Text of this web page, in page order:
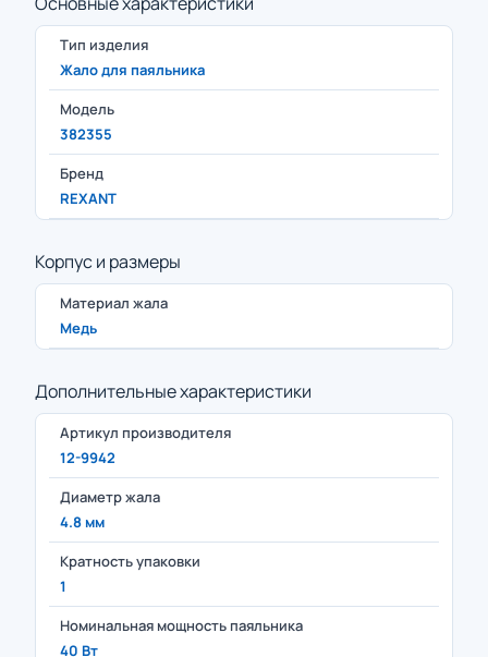
Тип изделия
Жало для паяльника
Модель
382355
Бренд
REXANT
Корпус и размеры
Материал жала
Медь
Дополнительные характеристики
Артикул производителя
12-9942
Диаметр жала
4.8 мм
Кратность упаковки
1
Номинальная мощность паяльника
40 Вт